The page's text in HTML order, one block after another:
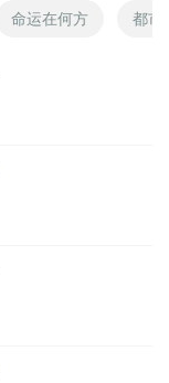
命运在何方 都市